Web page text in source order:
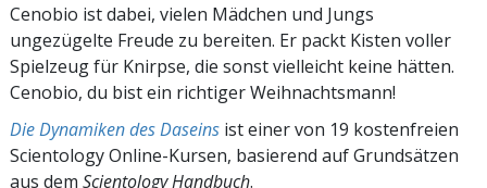
Cenobio ist dabei, vielen Mädchen und Jungs
ungezügelte Freude zu bereiten. Er packt Kisten voller
Spielzeug für Knirpse, die sonst vielleicht keine hätten.
Cenobio, du bist ein richtiger Weihnachtsmann!
Die Dynamiken des Daseins ist einer von 19 kostenfreien
Scientology Online-Kursen, basierend auf Grundsätzen
aus dem Scientology Handbuch.